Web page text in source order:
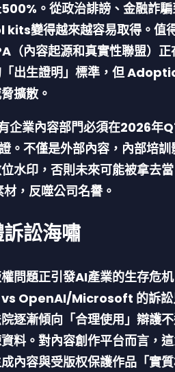
500% 。從政治誹謗、金融詐
kits變得越來越容易取得。值
（內容起源和真實性聯盟） 正
出生證明」標準，但
擴散。
企業內容部門必須在2026年
。不僅是外部內容，內部培訓
水印，否則未來可能被拿去當
，反噬公司名譽。
訟海嘯
問題正引發AI產業的生存危机
vs OpenAI/Microsoft 的訴訟
逐漸傾向「合理使用」辯護
料。對內容創作平台而言，
內容與受版权保護作品「實